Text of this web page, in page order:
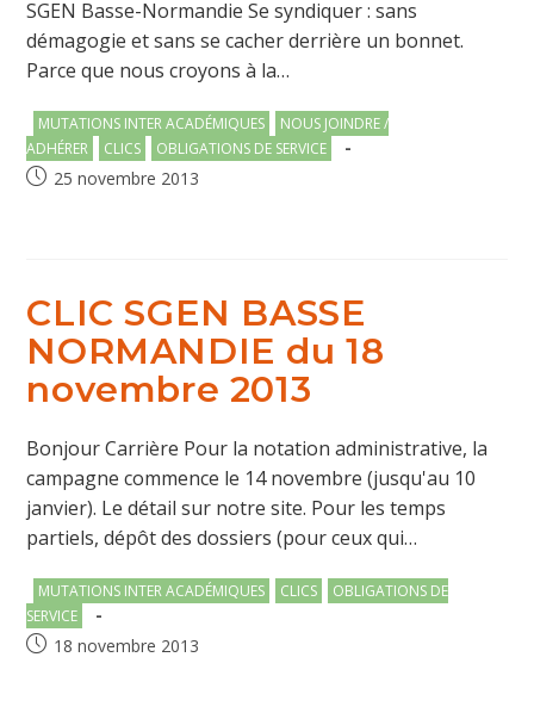
SGEN Basse-Normandie Se syndiquer : sans
démagogie et sans se cacher derrière un bonnet.
Parce que nous croyons à la…
Post
category:
MUTATIONS INTER ACADÉMIQUES
NOUS JOINDRE /
ADHÉRER
CLICS OBLIGATIONS DE SERVICE
Publication
25 novembre 2013
CLIC SGEN BASSE
NORMANDIE du 18
novembre 2013
Bonjour Carrière Pour la notation administrative, la
campagne commence le 14 novembre (jusqu'au 10
janvier). Le détail sur notre site. Pour les temps
partiels, dépôt des dossiers (pour ceux qui…
Post
category:
MUTATIONS INTER ACADÉMIQUES CLICS
OBLIGATIONS DE
SERVICE
Publication
18 novembre 2013